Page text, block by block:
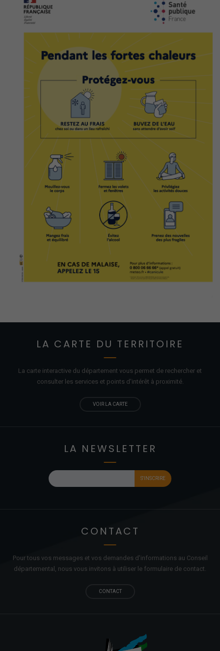
LA CARTE DU TERRITOIRE
La carte interactive du département vous permet de rechercher et
consulter les services et points d'intérêt à proximité.
VOIR LA CARTE
LA NEWSLETTER
CONTACT
Pour tous vos messages et vos demandes d'informations au Conseil
départemental, nous vous invitons à utiliser le formulaire de contact.
CONTACT